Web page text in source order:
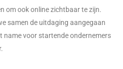
om ook online zichtbaar te zijn.
samen de uitdaging aangegaan
name voor startende ondernemers